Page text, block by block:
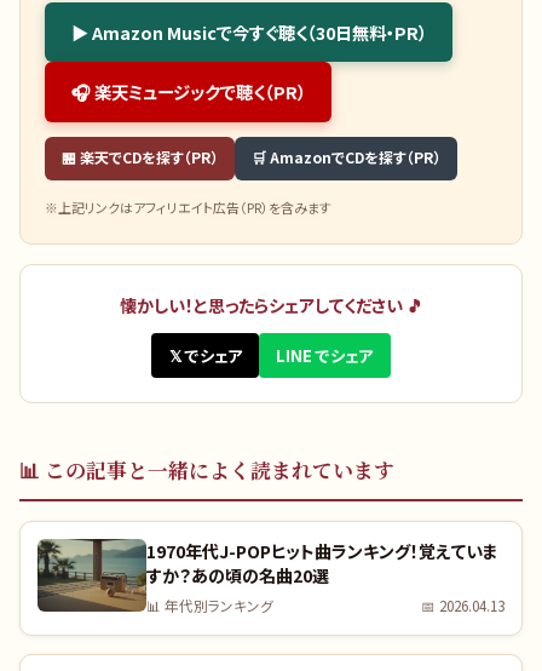
▶ Amazon Musicで今すぐ聴く（30日無料・PR）
🎧 楽天ミュージックで聴く（PR）
🏪 楽天でCDを探す（PR） 🛒 AmazonでCDを探す（PR）
※上記リンクはアフィリエイト広告（PR）を含みます
懐かしい！と思ったらシェアしてください 🎵
𝕏 でシェア LINE でシェア
📊 この記事と一緒によく読まれています
1970年代J-POPヒット曲ランキング！覚えていま
すか？あの頃の名曲20選
📊 年代別ランキング 📅 2026.04.13